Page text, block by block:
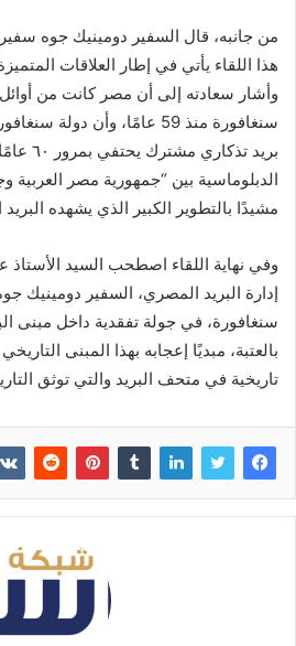
من جانبه، قال السفير دومينيك جوه
هذا اللقاء يأتي في إطار العلاقات
وأشار سعادته إلى أن مصر كانت من
سنغافورة منذ 59 عامًا، وأن
بريد
الدبلوماسية بين “جمهورية مصر العربية
مشيدًا بالتطوير الكبير الذي يشهده
وفي نهاية اللقاء اصطحب السيد
إدارة البريد المصري، السفير دومينيك
سنغافورة، في جولة تفقدية داخل مبنى
بالعتبة، مبديًا إعجابه بهذا المبنى
تاريخية في متحف البريد والتي توثق